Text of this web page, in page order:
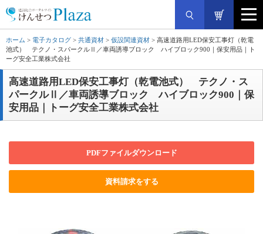
ホーム > 電子カタログ > 共通資材 > 仮設関連資材 > 高速道路用LED保安工事灯（乾電
池式） テクノ・スパークルⅡ／車両誘導ブロック ハイブロック900｜保安用品｜ト
ーグ安全工業株式会社
高速道路用LED保安工事灯（乾電池式） テクノ・ス
パークルⅡ／車両誘導ブロック ハイブロック900｜保
安用品｜トーグ安全工業株式会社
PDFファイルダウンロード
資料請求をする